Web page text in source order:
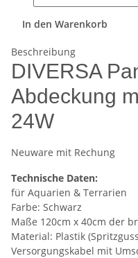
In den Warenkorb
Beschreibung
DIVERSA
Abdeckung
24W
Neuware mit Rechung
Technische Daten:
für Aquarien & Terrarien
Farbe: Schwarz
Maße 120cm x 40cm der
Material: Plastik
Versorgungskabel mit